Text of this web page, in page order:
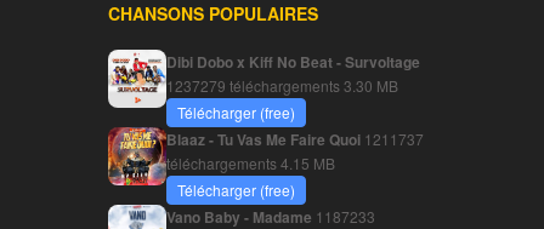
CHANSONS POPULAIRES
Dibi Dobo x Kiff No Beat - Survoltage
1237279 téléchargements3.30 MB
Télécharger (free)
Blaaz - Tu Vas Me Faire Quoi 1211737
téléchargements4.15 MB
Télécharger (free)
Vano Baby - Madame 1187233